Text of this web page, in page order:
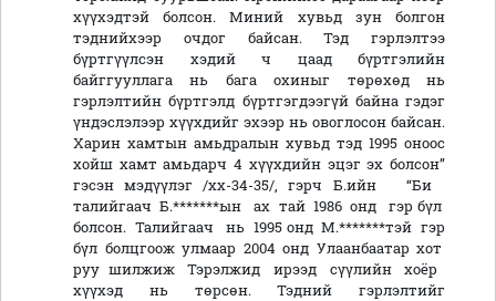
хүүхэдтэй болсон. Миний хувьд зун болгон
тэднийхээр очдог байсан. Тэд гэрлэлтээ
бүртгүүлсэн хэдий ч цаад бүртгэлийн
байггууллага нь бага охиныг төрөхөд нь
гэрлэлтийн бүртгэлд бүртгэгдээгүй байна гэдэг
үндэслэлээр хүүхдийг эхээр нь овоглосон байсан.
Харин хамтын амьдралын хувьд тэд 1995 оноос
хойш хамт амьдарч 4 хүүхдийн эцэг эх болсон”
гэсэн мэдүүлэг /хх-34-35/, гэрч Б.ийн “Би
талийгаач Б.*******ын ах тай 1986 онд гэр бүл
болсон. Талийгаач нь 1995 онд М.*******тэй гэр
бүл болцгоож улмаар 2004 онд Улаанбаатар хот
руу шилжиж Тэрэлжид ирээд сүүлийн хоёр
хүүхэд нь төрсөн. Тэдний гэрлэлтийг